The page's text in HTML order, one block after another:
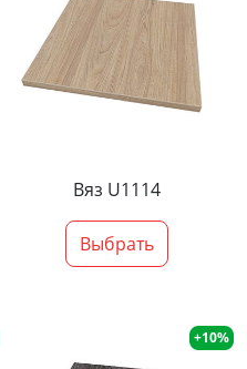
Вяз U1114
Выбрать
+10%